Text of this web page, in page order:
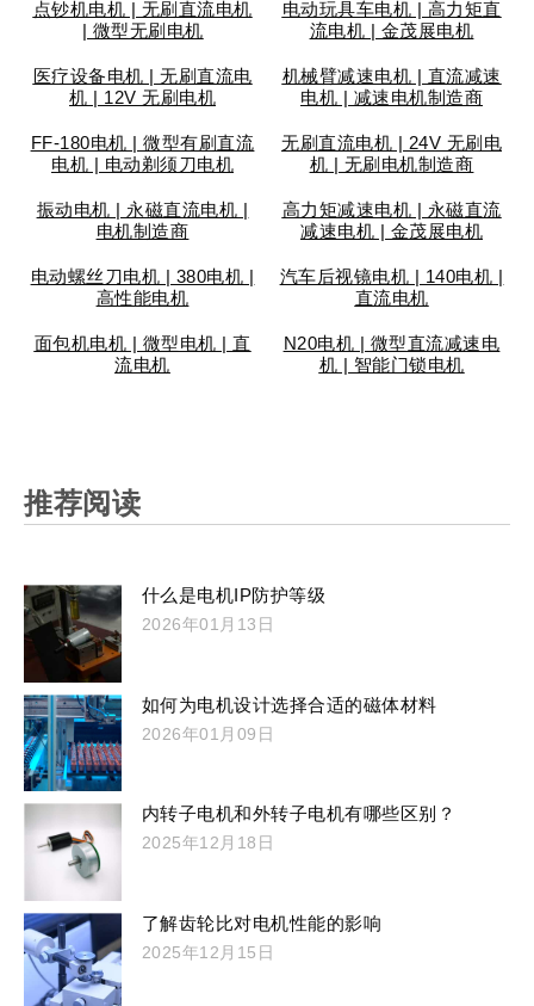
点钞机电机 | 无刷直流电机
| 微型无刷电机
电动玩具车电机 | 高力矩直
流电机 | 金茂展电机
医疗设备电机 | 无刷直流电
机 | 12V 无刷电机
机械臂减速电机 | 直流减速
电机 | 减速电机制造商
FF-180电机 | 微型有刷直流
电机 | 电动剃须刀电机
无刷直流电机 | 24V 无刷电
机 | 无刷电机制造商
振动电机 | 永磁直流电机 |
电机制造商
高力矩减速电机 | 永磁直流
减速电机 | 金茂展电机
电动螺丝刀电机 | 380电机 |
高性能电机
汽车后视镜电机 | 140电机 |
直流电机
面包机电机 | 微型电机 | 直
流电机
N20电机 | 微型直流减速电
机 | 智能门锁电机
推荐阅读
什么是电机IP防护等级
2026年01月13日
如何为电机设计选择合适的磁体材料
2026年01月09日
内转子电机和外转子电机有哪些区别？
2025年12月18日
了解齿轮比对电机性能的影响
2025年12月15日